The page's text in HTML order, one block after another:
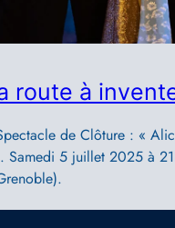
route à
de Clôture : «
Samedi 5 juillet 2025 à